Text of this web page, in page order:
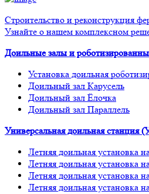
Строительство и реконструкция
Узнайте о нашем комплексном
Доильные залы и
Установка доильная
Доильный зал Карусель
Доильный зал Ёлочка
Доильный зал Параллель
Универсальная доильная станция
Летняя доильная установка
Летняя доильная установка
Летняя доильная установка
Летняя доильная установка